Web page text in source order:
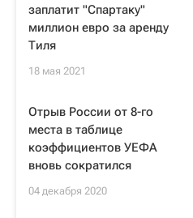
заплатит "Спартаку"
миллион евро за аренду
Тиля
18 мая 2021
Отрыв России от 8-го
места в таблице
коэффициентов УЕФА
вновь сократился
04 декабря 2020